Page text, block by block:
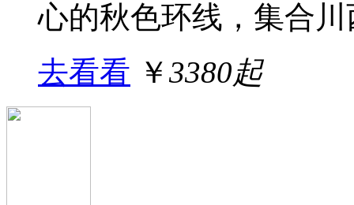
心的秋色环线，集合川
去看看 ￥3380起